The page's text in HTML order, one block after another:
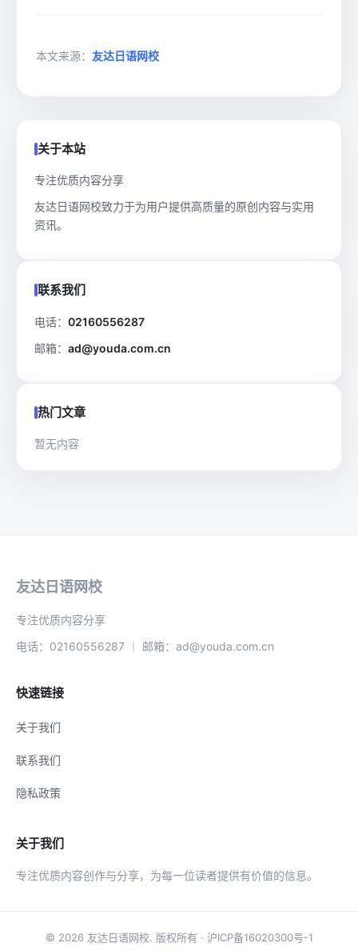
本文来源： 友达日语网校
关于本站
专注优质内容分享
友达日语网校致力于为用户提供高质量的原创内容与实用
资讯。
联系我们
电话： 02160556287
邮箱： ad@youda.com.cn
热门文章
暂无内容
友达日语网校
专注优质内容分享
电话：02160556287 ｜ 邮箱：ad@youda.com.cn
快速链接
关于我们
联系我们
隐私政策
关于我们
专注优质内容创作与分享，为每一位读者提供有价值的信息。
© 2026 友达日语网校. 版权所有 · 沪ICP备16020300号-1